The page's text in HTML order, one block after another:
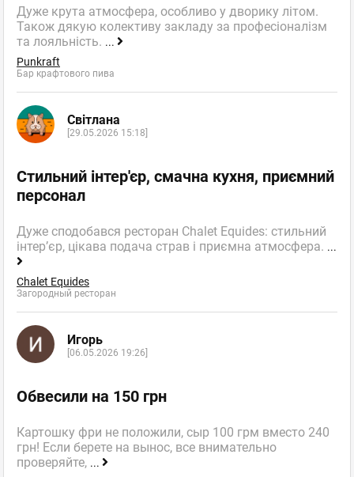
Дуже крута атмосфера, особливо у дворику літом.
Також дякую колективу закладу за професіоналізм
та лояльність. ...
Punkraft
Бар крафтового пива
Світлана
[29.05.2026 15:18]
Стильний інтер'єр, смачна кухня, приємний
персонал
Дуже сподобався ресторан Chalet Equides: стильний
інтер’єр, цікава подача страв і приємна атмосфера. ...
Chalet Equides
Загородный ресторан
Игорь
[06.05.2026 19:26]
Обвесили на 150 грн
Картошку фри не положили, сыр 100 грм вместо 240
грн! Если берете на вынос, все внимательно
проверяйте, ...